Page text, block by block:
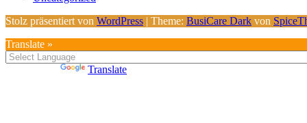
Stolz präsentiert von WordPress | Theme: BusiCare Dark von
Translate »
Translate